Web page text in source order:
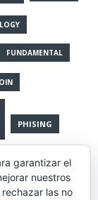
FUNDAMENTAL
PHISING
garantizar el
nuestros
las no